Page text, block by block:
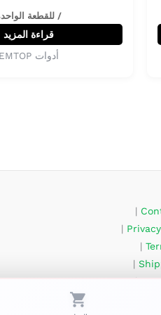
/ للقطعة
قراءة المزيد
أدوات EMTOP
|
|
|
|
|